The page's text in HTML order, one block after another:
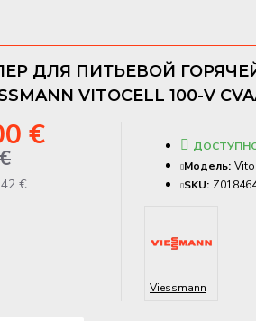
ДЛЯ ПИТЬЕВОЙ
VITOCELL 100-V
€
€
Модель:
SKU:
Viessmann